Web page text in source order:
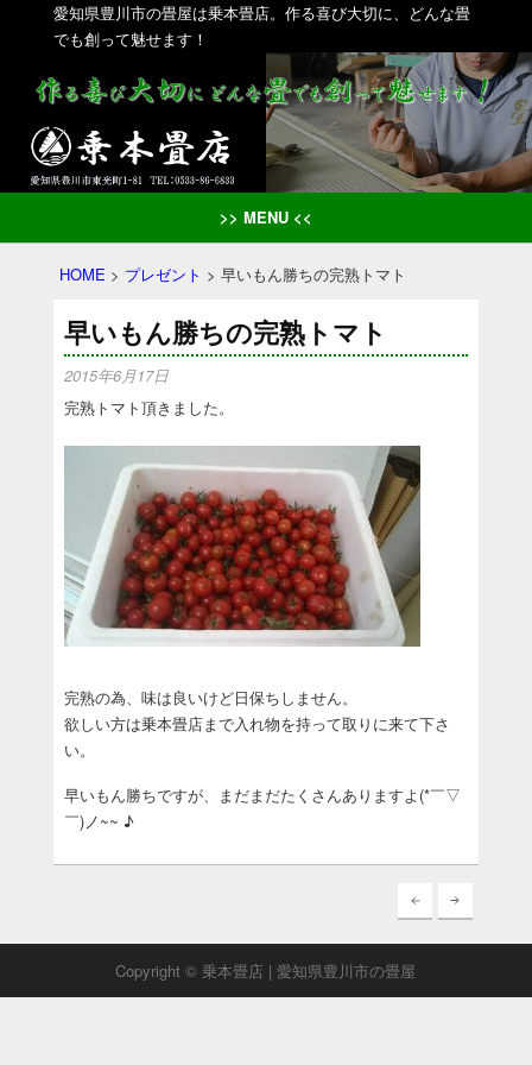
愛知県豊川市の畳屋は乗本畳店。作る喜び大切に、どんな畳
でも創って魅せます！
>> MENU <<
HOME > プレゼント > 早いもん勝ちの完熟トマト
早いもん勝ちの完熟トマト
2015年6月17日
完熟トマト頂きました。
完熟の為、味は良いけど日保ちしません。
欲しい方は乗本畳店まで入れ物を持って取りに来て下さ
い。
早いもん勝ちですが、まだまだたくさんありますよ(*￣▽
￣)ノ~~ ♪
Copyright © 乗本畳店 | 愛知県豊川市の畳屋